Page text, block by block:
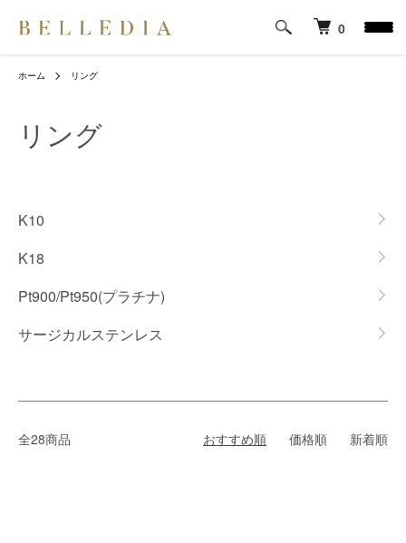
0
ホーム リング
リング
K10
K18
Pt900/Pt950(プラチナ)
サージカルステンレス
全28商品 おすすめ順 価格順 新着順